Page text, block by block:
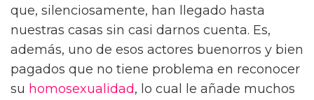
que, silenciosamente, han llegado hasta
nuestras casas sin casi darnos cuenta. Es,
además, uno de esos actores buenorros y bien
pagados que no tiene problema en reconocer
su homosexualidad, lo cual le añade muchos